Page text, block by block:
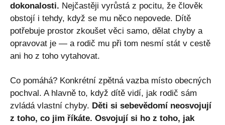
dokonalosti. Nejčastěji vyrůstá z pocitu, že člověk
obstojí i tehdy, když se mu něco nepovede. Dítě
potřebuje prostor zkoušet věci samo, dělat chyby a
opravovat je — a rodič mu při tom nesmí stát v cestě
ani ho z toho vytahovat.
Co pomáhá? Konkrétní zpětná vazba místo obecných
pochval. A hlavně to, když dítě vidí, jak rodič sám
zvládá vlastní chyby. Děti si sebevědomí neosvojují
z toho, co jim říkáte. Osvojují si ho z toho, jak